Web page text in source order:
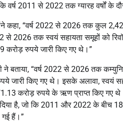
वर्ष 2011 से 2022 तक ग्यारह वर्षों के
कहा, “वर्ष 2022 से 2026 तक कुल
से 2026 तक स्वयं सहायता समूहों को
करोड़ रुपये जारी किए गए थे।”
ने बताया, “वर्ष 2022 से 2026 तक
जारी किए गए थे। इसके अलावा, स्वयं
करोड़ रुपये के ऋण प्राप्त किए गए थे।
है, जो कि 2011 और 2022 के बीच 18
हैं।”